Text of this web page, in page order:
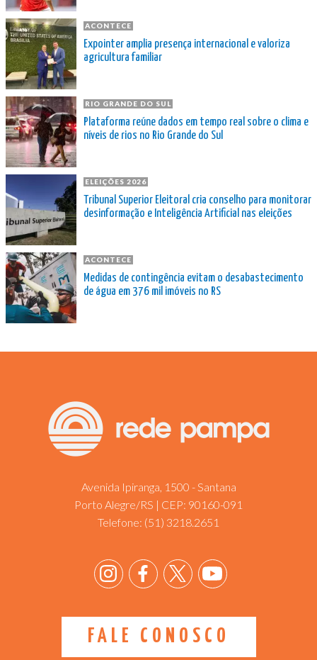
ACONTECE
Expointer amplia presença internacional e valoriza
agricultura familiar
RIO GRANDE DO SUL
Plataforma reúne dados em tempo real sobre o clima e
níveis de rios no Rio Grande do Sul
ELEIÇÕES 2026
Tribunal Superior Eleitoral cria conselho para monitorar
desinformação e Inteligência Artificial nas eleições
ACONTECE
Medidas de contingência evitam o desabastecimento
de água em 376 mil imóveis no RS
Avenida Ipiranga, 1500 - Santana
Porto Alegre/RS | CEP: 90160-091
Telefone: (51) 3218.2651
FALE CONOSCO